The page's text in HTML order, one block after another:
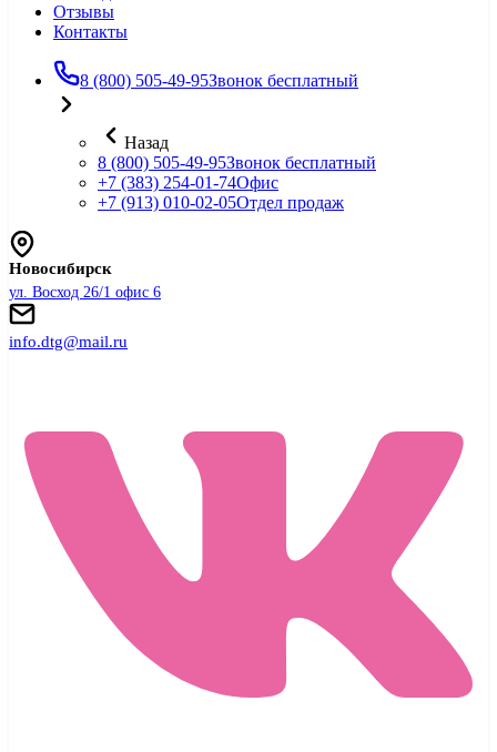
Отзывы
Контакты
8 (800) 505-49-95Звонок бесплатный
Назад
8 (800) 505-49-95Звонок бесплатный
+7 (383) 254-01-74Офис
+7 (913) 010-02-05Отдел продаж
Новосибирск
ул. Восход 26/1 офис 6
info.dtg@mail.ru